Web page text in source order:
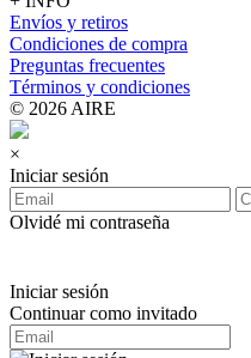
Envíos y retiros
Condiciones de compra
Preguntas frecuentes
Términos y condiciones
© 2026 AIRE
×
Iniciar sesión
Olvidé mi contraseña
Iniciar sesión
Continuar como invitado